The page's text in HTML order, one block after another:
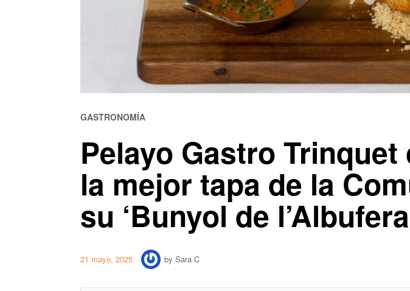
GASTRONOMÍA
Pelayo Gastro
la mejor tapa de la
su ‘Bunyol de
21 mayo, 2025 by Sara C